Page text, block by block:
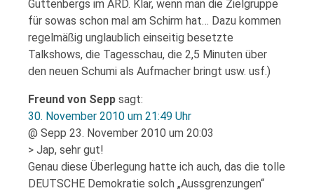
Guttenbergs im ARD. Klar, wenn man die Zielgruppe
für sowas schon mal am Schirm hat… Dazu kommen
regelmäßig unglaublich einseitig besetzte
Talkshows, die Tagesschau, die 2,5 Minuten über
den neuen Schumi als Aufmacher bringt usw. usf.)
Freund von Sepp sagt:
30. November 2010 um 21:49 Uhr
@ Sepp 23. November 2010 um 20:03
> Jap, sehr gut!
Genau diese Überlegung hatte ich auch, das die tolle
DEUTSCHE Demokratie solch „Aussgrenzungen“